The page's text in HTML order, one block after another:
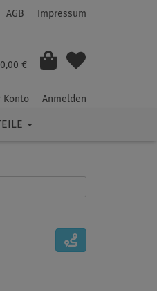
AGB Impressum
0,00 €
Konto Anmelden